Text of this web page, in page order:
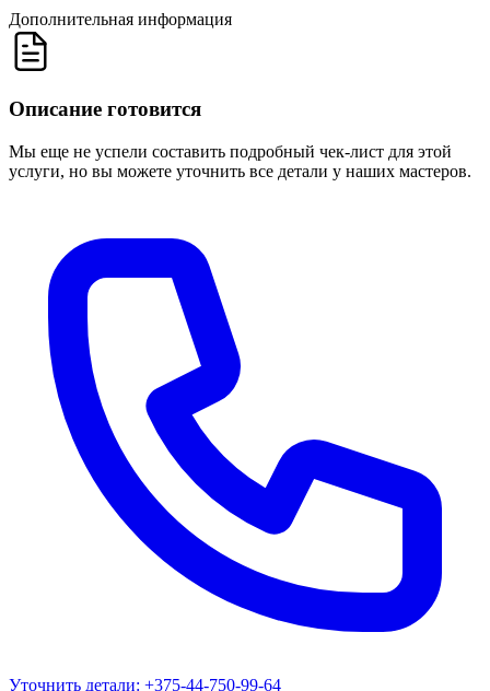
Дополнительная информация
Описание готовится
Мы еще не успели составить подробный чек-лист для этой
услуги, но вы можете уточнить все детали у наших мастеров.
Уточнить детали: +375-44-750-99-64